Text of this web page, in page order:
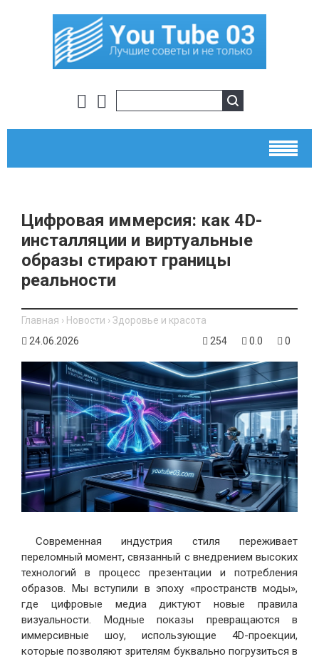
Цифровая иммерсия: как 4D-
инсталляции и виртуальные
образы стирают границы
реальности
Главная › Новости › Здоровье и красота
24.06.2026
254 0.0 0
Современная индустрия стиля переживает
переломный момент, связанный с внедрением высоких
технологий в процесс презентации и потребления
образов. Мы вступили в эпоху «пространств моды»,
где цифровые медиа диктуют новые правила
визуальности. Модные показы превращаются в
иммерсивные шоу, использующие 4D-проекции,
которые позволяют зрителям буквально погрузиться в